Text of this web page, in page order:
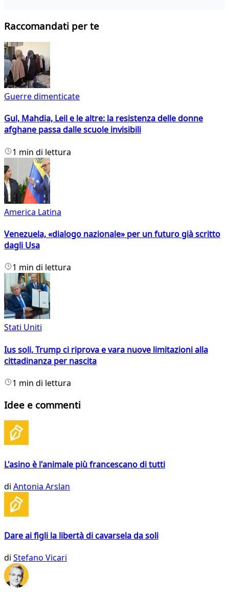
Raccomandati per te
Guerre dimenticate
Gul, Mahdia, Leil e le altre: la resistenza delle donne
afghane passa dalle scuole invisibili
1 min di lettura
America Latina
Venezuela, «dialogo nazionale» per un futuro già scritto
dagli Usa
1 min di lettura
Stati Uniti
Ius soli, Trump ci riprova e vara nuove limitazioni alla
cittadinanza per nascita
1 min di lettura
Idee e commenti
L'asino è l'animale più francescano di tutti
di Antonia Arslan
Dare ai figli la libertà di cavarsela da soli
di Stefano Vicari